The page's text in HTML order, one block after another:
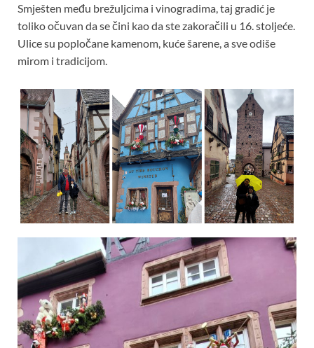
Smješten među brežuljcima i vinogradima, taj gradić je
toliko očuvan da se čini kao da ste zakoračili u 16. stoljeće.
Ulice su popločane kamenom, kuće šarene, a sve odiše
mirom i tradicijom.